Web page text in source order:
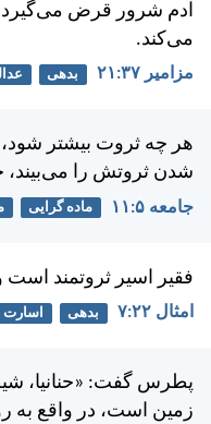
آدم شرور قرض می‌گيرد
می‌كند.
مزامير ۳۷:‏۲۱ بدهی
هر چه ثروت بيشتر
شدن ثروتش را
جامعه ۵:‏۱۱ ماده گرایی
فقير اسير ثروتمند
امثال ۲۲:‏۷ بدهی اسارت
پطرس گفت: «حنانيا،
زمين است، در واقع به